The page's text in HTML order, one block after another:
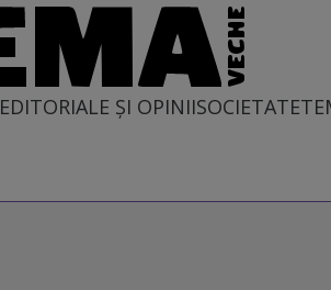
EDITORIALE ȘI OPINIISOCIETATE